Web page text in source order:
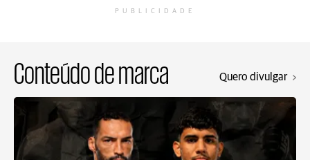
PUBLICIDADE
Conteúdo de marca Quero divulgar